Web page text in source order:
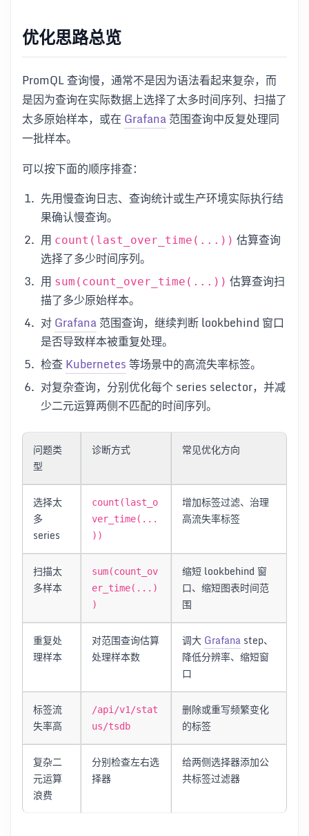
优化思路总览
PromQL 查询慢，通常不是因为语法看起来复杂，而
是因为查询在实际数据上选择了太多时间序列、扫描了
太多原始样本，或在 Grafana范围查询中反复处理同
一批样本。
可以按下面的顺序排查：
先用慢查询日志、查询统计或生产环境实际执行结
果确认慢查询。
用 count(last_over_time(...)) 估算查询
选择了多少时间序列。
用 sum(count_over_time(...)) 估算查询扫
描了多少原始样本。
对Grafana范围查询，继续判断 lookbehind 窗口
是否导致样本被重复处理。
检查Kubernetes等场景中的高流失率标签。
对复杂查询，分别优化每个 series selector，并减
少二元运算两侧不匹配的时间序列。
问题类
型
诊断方式 常见优化方向
选择太
多
series
count(last_o
ver_time(...
))
增加标签过滤、治理
高流失率标签
扫描太
多样本
sum(count_ov
er_time(...)
)
缩短 lookbehind 窗
口、缩短图表时间范
围
重复处
理样本
对范围查询估算
处理样本数
调大 Grafana step、
降低分辨率、缩短窗
口
标签流
失率高
/api/v1/stat
us/tsdb
删除或重写频繁变化
的标签
复杂二
元运算
浪费
分别检查左右选
择器
给两侧选择器添加公
共标签过滤器